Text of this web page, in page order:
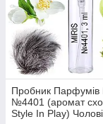
Пробник Парфумів
№4401 (аромат
Style In Play)